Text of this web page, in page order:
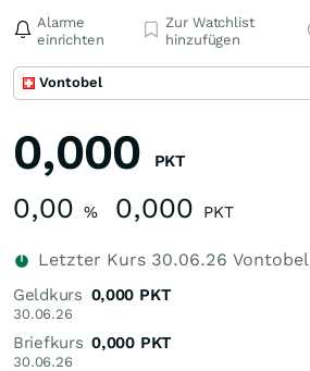
Alarme
einrichten
Zur Watchlist
hinzufügen
Vontobel
0,000 PKT
0,00 % 0,000 PKT
Letzter Kurs 30.06.26 Vontobel
Geldkurs
30.06.26
0,000 PKT
Briefkurs
30.06.26
0,000 PKT